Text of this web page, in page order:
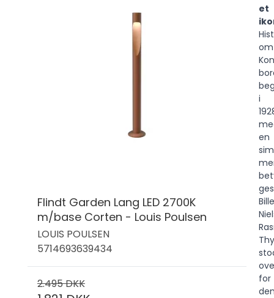
Flindt Garden Lang LED 2700K
m/base Corten - Louis Poulsen
LOUIS POULSEN
5714693639434
2.495 DKK
et
om
i
en
for